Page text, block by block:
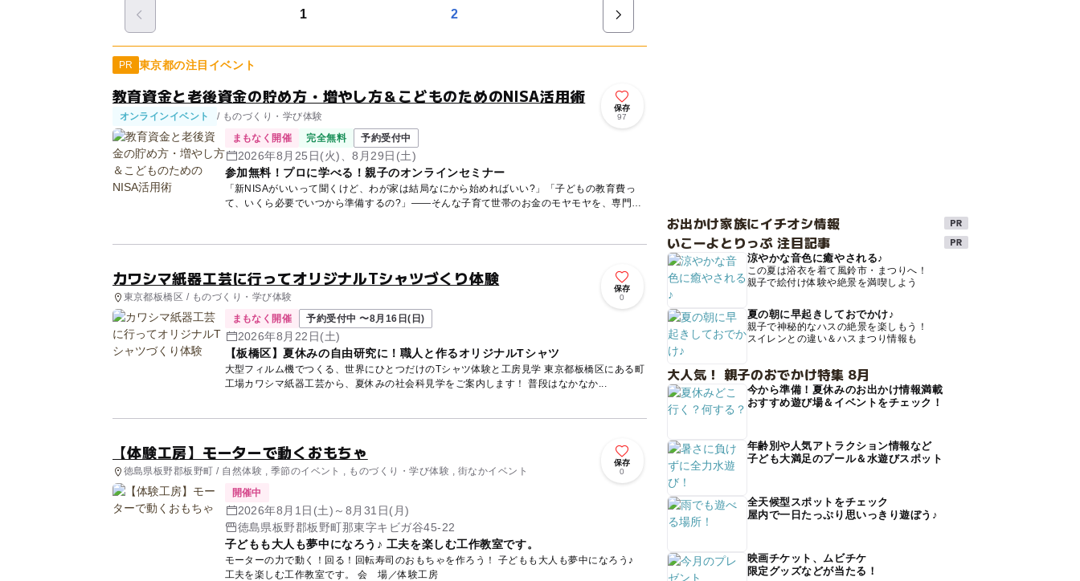
1 2
PR 東京都の注目イベント
教育資金と老後資金の貯め方・増やし方＆こどものためのNISA活用術
オンラインイベント / ものづくり・学び体験
保存
97
まもなく開催 完全無料 予約受付中
2026年8月25日(火)、8月29日(土)
参加無料！プロに学べる！親子のオンラインセミナー
「新NISAがいいって聞くけど、わが家は結局なにから始めればいい?」「子どもの教育費っ
て、いくら必要でいつから準備するの?」——そんな子育て世帯のお金のモヤモヤを、専門の
カワシマ紙器工芸に行ってオリジナルTシャツづくり体験
東京都板橋区 / ものづくり・学び体験
保存
0
まもなく開催 予約受付中 〜8月16日(日)
2026年8月22日(土)
【板橋区】夏休みの自由研究に！職人と作るオリジナルTシャツ
大型フィルム機でつくる、世界にひとつだけのTシャツ体験と工房見学 東京都板橋区にある町
工場カワシマ紙器工芸から、夏休みの社会科見学をご案内します！ 普段はなかなか...
【体験工房】モーターで動くおもちゃ
徳島県板野郡板野町 / 自然体験 , 季節のイベント , ものづくり・学び体験 , 街なかイベント
保存
0
開催中
2026年8月1日(土)～8月31日(月)
徳島県板野郡板野町那東字キビガ谷45-22
子どもも大人も夢中になろう♪ 工夫を楽しむ工作教室です。
モーターの力で動く！回る！回転寿司のおもちゃを作ろう！ 子どもも大人も夢中になろう♪
工夫を楽しむ工作教室です。 会 場／体験工房
お出かけ家族にイチオシ情報
いこーよとりっぷ 注目記事
涼やかな音色に癒やされる♪
この夏は浴衣を着て風鈴市・まつりへ！
親子で絵付け体験や絶景を満喫しよう
夏の朝に早起きしておでかけ♪
親子で神秘的なハスの絶景を楽しもう！
スイレンとの違い＆ハスまつり情報も
大人気！ 親子のおでかけ特集 8月
今から準備！夏休みのお出かけ情報満載
おすすめ遊び場＆イベントをチェック！
年齢別や人気アトラクション情報など
子ども大満足のプール＆水遊びスポット
全天候型スポットをチェック
屋内で一日たっぷり思いっきり遊ぼう♪
映画チケット、ムビチケ
限定グッズなどが当たる！